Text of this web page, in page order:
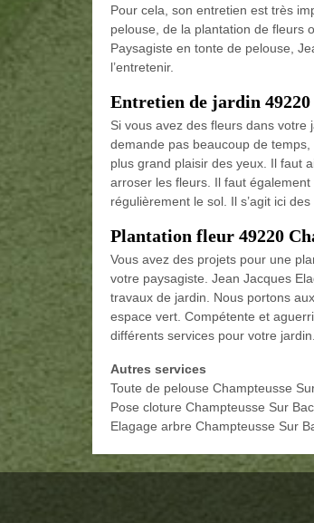
Pour cela, son entretien est très
pelouse, de la plantation de fleurs
Paysagiste en tonte de pelouse,
l’entretenir.
Entretien de jardin
Si vous avez des fleurs dans votre
demande pas beaucoup de
plus grand plaisir des yeux. Il faut
arroser les fleurs. Il faut
régulièrement le sol. Il s’agit ici
Plantation fleur 49220
Vous avez des projets pour une
votre paysagiste. Jean Jacques
travaux de jardin. Nous portons
espace vert. Compétente et
différents services pour votre
Autres services
Toute de pelouse Champteusse
Pose cloture Champteusse Sur
Elagage arbre Champteusse Sur